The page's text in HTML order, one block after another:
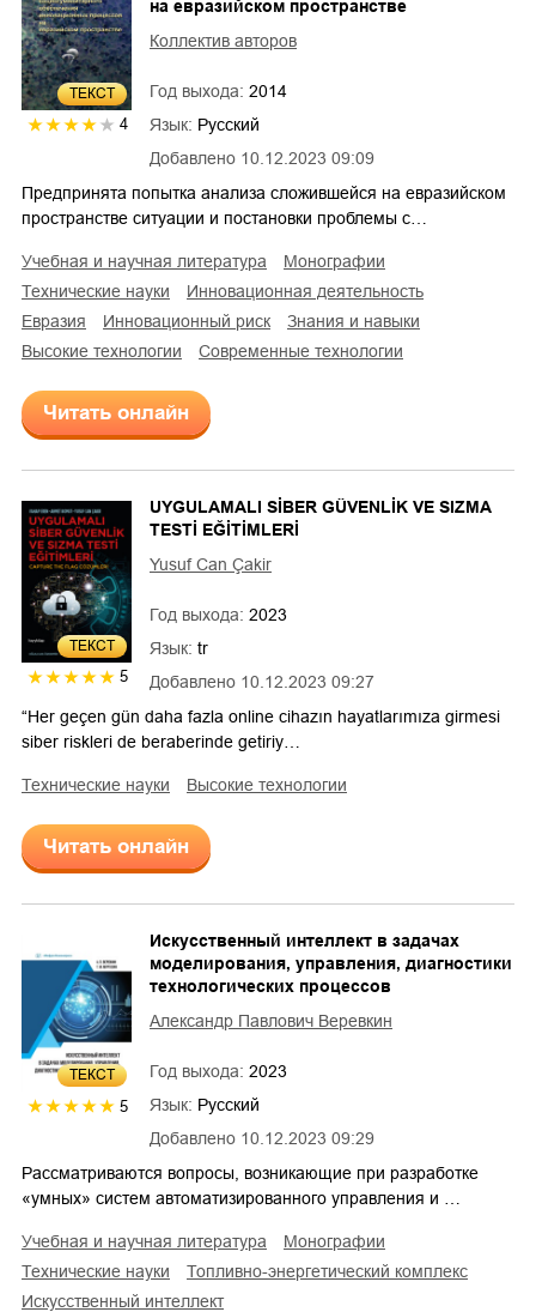
ТЕКСТ
4
Добавлено 10.12.2023 09:09
на евразийском пространстве
Коллектив авторов
Год выхода: 2014
Язык: Русский
Предпринята попытка анализа сложившейся на евразийском
пространстве ситуации и постановки проблемы с…
учебная и научная литература
монографии
технические науки
инновационная деятельность
Евразия
инновационный риск
знания и навыки
высокие технологии
современные технологии
Читать онлайн
ТЕКСТ
5 Добавлено 10.12.2023 09:27
UYGULAMALI SİBER GÜVENLİK VE SIZMA
TESTİ EĞİTİMLERİ
Yusuf Can Çakir
Год выхода: 2023
Язык: tr
“Her geçen gün daha fazla online cihazın hayatlarımıza girmesi
siber riskleri de beraberinde getiriy…
технические науки высокие технологии
Читать онлайн
ТЕКСТ
5
Добавлено 10.12.2023 09:29
Искусственный интеллект в задачах
моделирования, управления, диагностики
технологических процессов
Александр Павлович Веревкин
Год выхода: 2023
Язык: Русский
Рассматриваются вопросы, возникающие при разработке
«умных» систем автоматизированного управления и …
учебная и научная литература
монографии
технические науки
топливно-энергетический комплекс
искусственный интеллект